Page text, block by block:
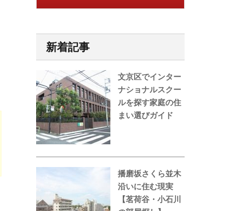
新着記事
文京区でインター
ナショナルスクー
ルを探す家庭の住
まい選びガイド
播磨坂さくら並木
沿いに住む現実
【茗荷谷・小石川